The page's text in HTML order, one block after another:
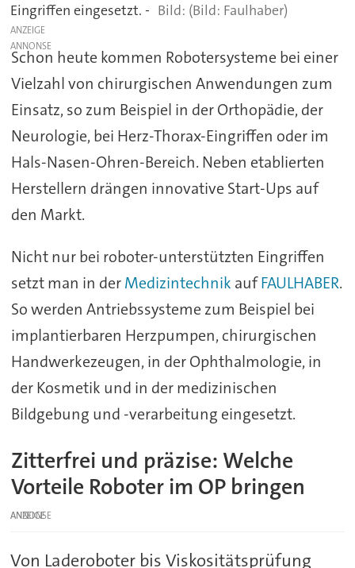
Eingriffen eingesetzt. -
(Bild: Faulhaber)
ANZEIGE
Schon heute kommen Robotersysteme bei einer
Vielzahl von chirurgischen Anwendungen zum
Einsatz, so zum Beispiel in der Orthopädie, der
Neurologie, bei Herz-Thorax-Eingriffen oder im
Hals-Nasen-Ohren-Bereich. Neben etablierten
Herstellern drängen innovative Start-Ups auf
den Markt.
Nicht nur bei roboter-unterstützten Eingriffen
setzt man in derMedizintechnik aufFAULHABER.
So werden Antriebssysteme zum Beispiel bei
implantierbaren Herzpumpen, chirurgischen
Handwerkezeugen, in der Ophthalmologie, in
der Kosmetik und in der medizinischen
Bildgebung und -verarbeitung eingesetzt.
Zitterfrei und präzise: Welche
Vorteile Roboter im OP bringen
ANZEIGE
Von Laderoboter bis Viskositätsprüfung